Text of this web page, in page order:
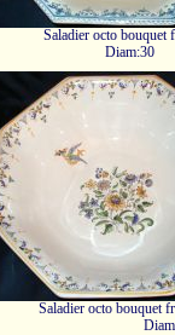
Saladier octo bouquet
Saladier octo bouquet